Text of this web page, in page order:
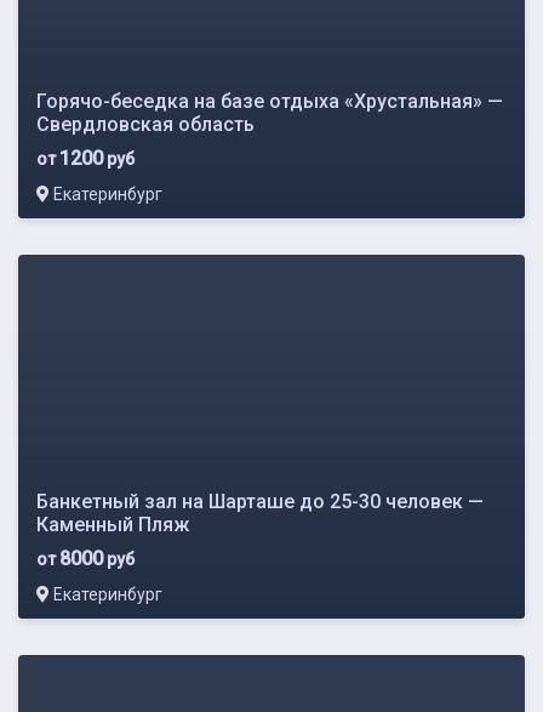
Горячо-беседка на базе отдыха «Хрустальная» —
Свердловская область
от1200руб
Екатеринбург
Банкетный зал на Шарташе до 25-30 человек —
Каменный Пляж
от8000руб
Екатеринбург